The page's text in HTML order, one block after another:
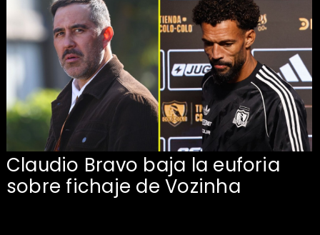
Claudio Bravo baja la euforia
sobre fichaje de Vozinha